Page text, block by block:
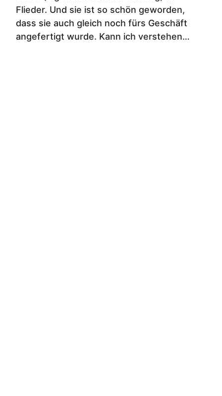
Flieder. Und sie ist so schön geworden,
dass sie auch gleich noch fürs Geschäft
angefertigt wurde. Kann ich verstehen…